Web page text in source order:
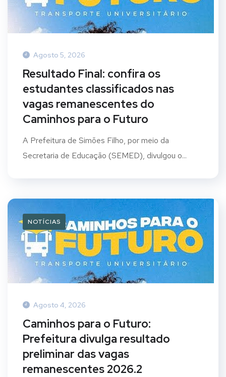
Agosto 5, 2026
Resultado Final: confira os
estudantes classificados nas
vagas remanescentes do
Caminhos para o Futuro
A Prefeitura de Simões Filho, por meio da
Secretaria de Educação (SEMED), divulgou o...
NOTÍCIAS
Agosto 4, 2026
Caminhos para o Futuro:
Prefeitura divulga resultado
preliminar das vagas
remanescentes 2026.2